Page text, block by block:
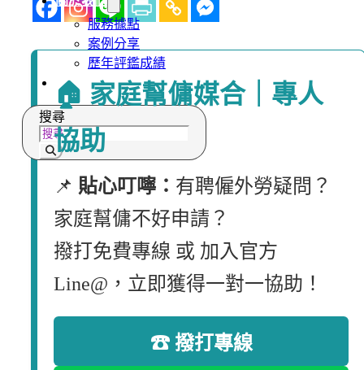
服務據點
案例分享
歷年評鑑成績
失聯協尋
搜尋
🏠 家庭幫傭媒合｜專人
協助
📌 貼心叮嚀： 有聘僱外勞疑問？
家庭幫傭不好申請？
撥打免費專線 或 加入官方
Line@，立即獲得一對一協助！
☎ 撥打專線